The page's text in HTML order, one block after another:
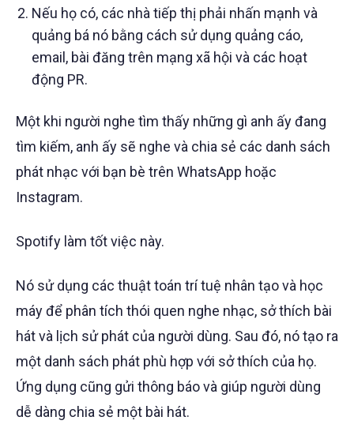
Nếu họ có, các nhà tiếp thị phải nhấn mạnh và
quảng bá nó bằng cách sử dụng quảng cáo,
email, bài đăng trên mạng xã hội và các hoạt
động PR.
Một khi người nghe tìm thấy những gì anh ấy đang
tìm kiếm, anh ấy sẽ nghe và chia sẻ các danh sách
phát nhạc với bạn bè trên WhatsApp hoặc
Instagram.
Spotify làm tốt việc này.
Nó sử dụng các thuật toán trí tuệ nhân tạo và học
máy để phân tích thói quen nghe nhạc, sở thích bài
hát và lịch sử phát của người dùng. Sau đó, nó tạo ra
một danh sách phát phù hợp với sở thích của họ.
Ứng dụng cũng gửi thông báo và giúp người dùng
dễ dàng chia sẻ một bài hát.